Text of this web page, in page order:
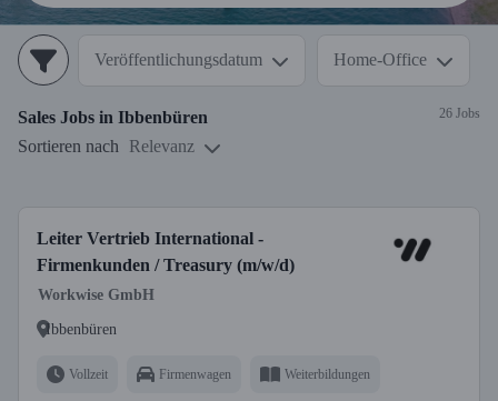
Veröffentlichungsdatum Home-Office
Sales Jobs in Ibbenbüren 26 Jobs
Sortieren nach Relevanz
Leiter Vertrieb International -
Firmenkunden / Treasury (m/w/d)
Workwise GmbH
Ibbenbüren
Vollzeit Firmenwagen Weiterbildungen